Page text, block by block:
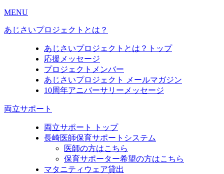
MENU
あじさいプロジェクトとは？
あじさいプロジェクトとは？トップ
応援メッセージ
プロジェクトメンバー
あじさいプロジェクト メールマガジン
10周年アニバーサリーメッセージ
両立サポート
両立サポート トップ
長崎医師保育サポートシステム
医師の方はこちら
保育サポーター希望の方はこちら
マタニティウェア貸出